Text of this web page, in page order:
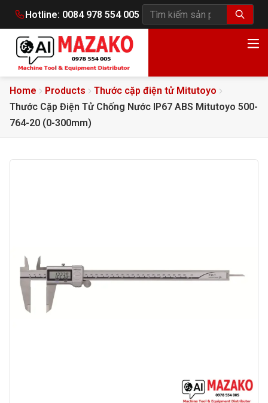
Hotline: 0084 978 554 005
Tìm kiếm sản phẩm
Home Products
Thước cặp điện tử Mitutoyo
Thước Cặp Điện Tử Chống Nước IP67 ABS Mitutoyo 500-
764-20 (0-300mm)